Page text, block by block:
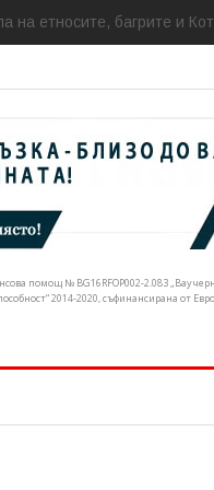
етносите, багрите и
помощ № BG16RFOP002-2.083
2014-2020, съфинансирана от